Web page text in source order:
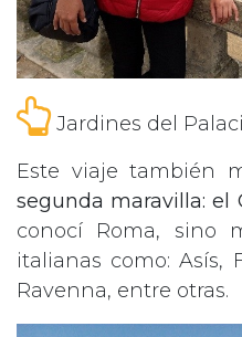
Jardines del
Este viaje también
segunda maravilla: el
conocí Roma, sino
italianas como: Asís,
Ravenna, entre otras.